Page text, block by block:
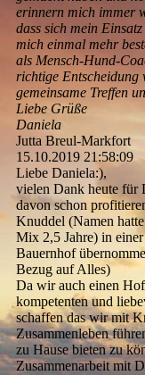
erinnern mich immer
dass sich mein
mich einmal mehr
als Mensch-Hund-
richtige Entscheidung
gemeinsame Treffen
Liebe Grüße
Daniela
Jutta Breul-Markfort
15.10.2019 21:58:09
Liebe Daniela:),
vielen Dank heute für
davon schon
Knuddel (Namen
Mix 2,5 Jahre) in
Bauernhof
Bezug auf Alles)
Da wir auch einen
kompetenten und
schaffen das wir mit
Zusammenleben
zu Hause bieten zu
Zusammenarbeit mit